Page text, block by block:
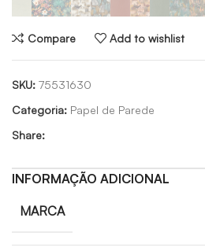
Compare Add to wishlist
SKU: 75531630
Categoria: Papel de Parede
Share:
INFORMAÇÃO ADICIONAL
MARCA